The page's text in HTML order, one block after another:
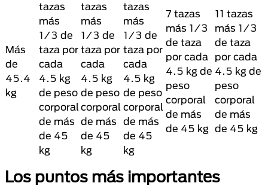
Más
de
45.4
kg
tazas
más
1/3 de
taza por
cada
4.5 kg
de peso
corporal
de más
de 45
kg
tazas
más
1/3 de
taza por
cada
4.5 kg
de peso
corporal
de más
de 45
kg
tazas
más
1/3 de
taza por
cada
4.5 kg
de peso
corporal
de más
de 45
kg
7 tazas
más 1/3
de taza
por cada
4.5 kg de
peso
corporal
de más
de 45 kg
11 tazas
más 1/3
de taza
por cada
4.5 kg de
peso
corporal
de más
de 45 kg
Los puntos más importantes